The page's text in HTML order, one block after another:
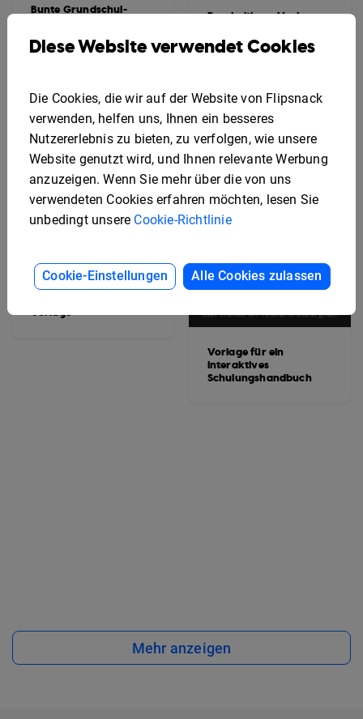
Bunte Grundschul-
Vorlage
Bearbeitbare Vorlage
Marketingstrategie-
Broschüre
Vorlage für ein
interaktives
Schulungshandbuch
Mehr anzeigen
Diese Website verwendet Cookies
Die Cookies, die wir auf der Website von Flipsnack
verwenden, helfen uns, Ihnen ein besseres
Nutzererlebnis zu bieten, zu verfolgen, wie unsere
Website genutzt wird, und Ihnen relevante Werbung
anzuzeigen. Wenn Sie mehr über die von uns
verwendeten Cookies erfahren möchten, lesen Sie
unbedingt unsere Cookie-Richtlinie
Cookie-Einstellungen Alle Cookies zulassen